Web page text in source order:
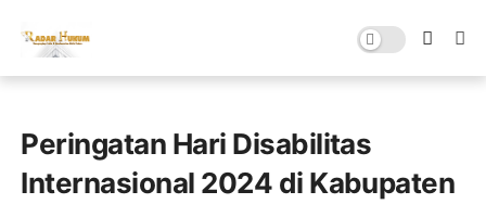
Peringatan Hari Disabilitas
Internasional 2024 di Kabupaten